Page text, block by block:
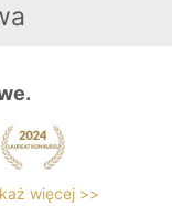
więcej >>